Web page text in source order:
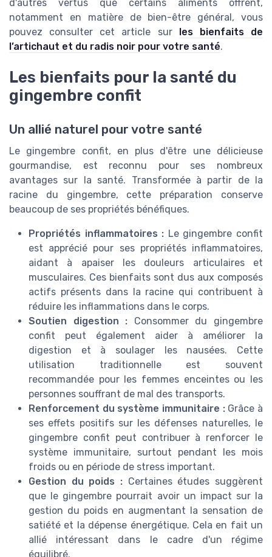
d'autres vertus que certains aliments offrent,
notamment en matière de bien-être général, vous
pouvez consulter cet article sur
les bienfaits de
l’artichaut et du radis noir pour votre santé.
Les bienfaits pour la santé du
gingembre confit
Un allié naturel pour votre santé
Le gingembre confit, en plus d'être une délicieuse
gourmandise, est reconnu pour ses nombreux
avantages sur la santé. Transformée à partir de la
racine du gingembre, cette préparation conserve
beaucoup de ses propriétés bénéfiques.
Propriétés inflammatoires : Le gingembre confit
est apprécié pour ses propriétés inflammatoires,
aidant à apaiser les douleurs articulaires et
musculaires. Ces bienfaits sont dus aux composés
actifs présents dans la racine qui contribuent à
réduire les inflammations dans le corps.
Soutien digestion : Consommer du gingembre
confit peut également aider à améliorer la
digestion et à soulager les nausées. Cette
utilisation traditionnelle est souvent
recommandée pour les femmes enceintes ou les
personnes souffrant de mal des transports.
Renforcement du système immunitaire :Grâce à
ses effets positifs sur les défenses naturelles, le
gingembre confit peut contribuer à renforcer le
système immunitaire, surtout pendant les mois
froids ou en période de stress important.
Gestion du poids : Certaines études suggèrent
que le gingembre pourrait avoir un impact sur la
gestion du poids en augmentant la sensation de
satiété et la dépense énergétique. Cela en fait un
allié intéressant dans le cadre d'un régime
équilibré.